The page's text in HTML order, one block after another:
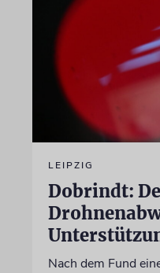
LEIPZIG
Dobrindt:
Nach dem Fund